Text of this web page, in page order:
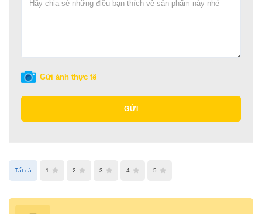
Gửi ảnh thực tế
GỬI
Tất cả 1 2 3 4 5